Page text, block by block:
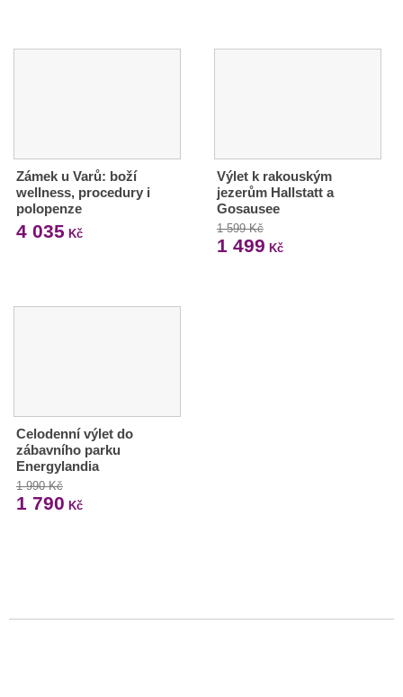
Zámek u Varů: boží
wellness, procedury i
polopenze
4 035 Kč
Výlet k rakouským
jezerům Hallstatt a
Gosausee
1 599 Kč
1 499 Kč
Celodenní výlet do
zábavního parku
Energylandia
1 990 Kč
1 790 Kč